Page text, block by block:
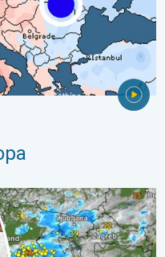
Granizo de gran